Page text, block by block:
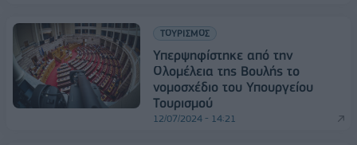
ΤΟΥΡΙΣΜΟΣ
Υπερψηφίστηκε από την
Ολομέλεια της Βουλής το
νομοσχέδιο του Υπουργείου
Τουρισμού
12/07/2024 - 14:21